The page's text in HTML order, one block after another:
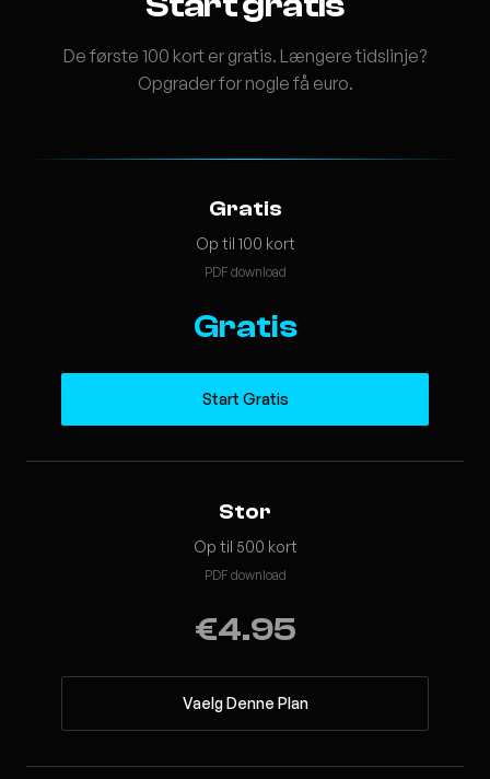
De første 100 kort er gratis. Længere tidslinje?
Opgrader for nogle få euro.
Gratis
Op til 100 kort
PDF download
Gratis
Start Gratis
Stor
Op til 500 kort
PDF download
€4.95
Vaelg Denne Plan